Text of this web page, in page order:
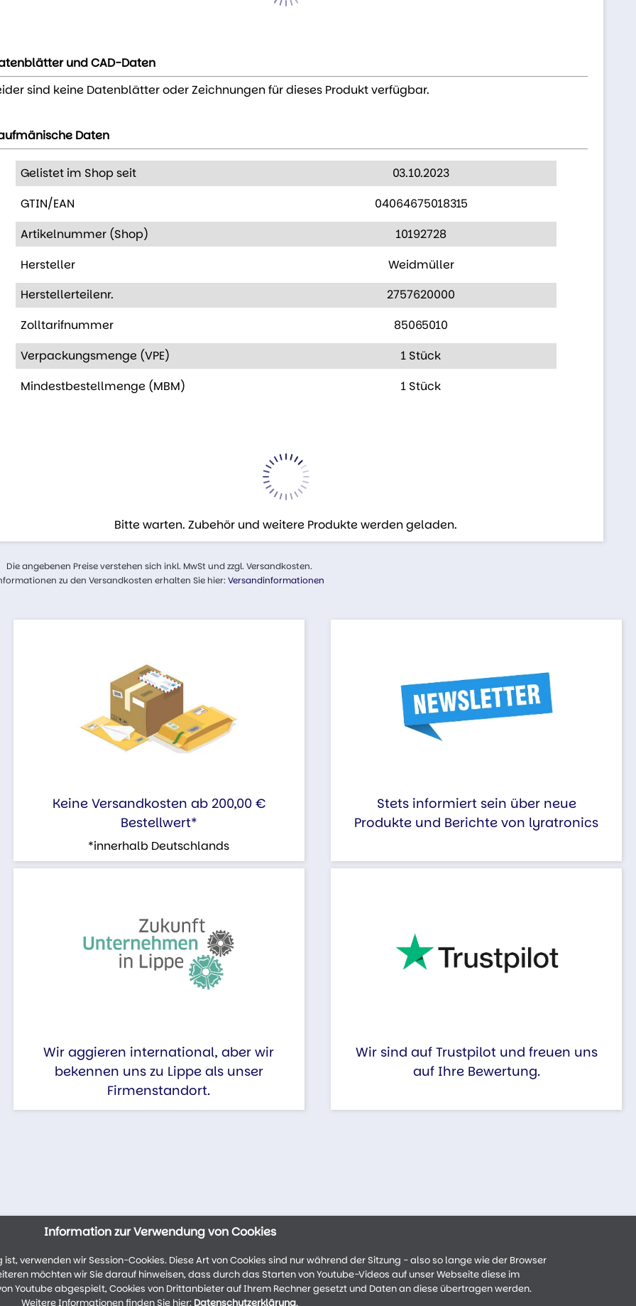
und CAD-Daten
sind keine Datenblätter oder Zeichnungen für dieses Produkt verfügbar.
Daten
Gelistet im Shop seit
03.10.2023
GTIN/EAN
04064675018315
Artikelnummer (Shop)
10192728
Hersteller
Weidmüller
Herstellerteilenr.
2757620000
Zolltarifnummer
85065010
Verpackungsmenge (VPE)
1 Stück
Mindestbestellmenge (MBM)
1 Stück
Bitte warten. Zubehör und weitere Produkte werden geladen.
Die angebenen Preise verstehen sich inkl. MwSt und zzgl. Versandkosten.
zu den Versandkosten erhalten Sie hier: Versandinformationen
Keine Versandkosten ab 200,00 €
Bestellwert*
*innerhalb Deutschlands
Stets informiert sein über neue
Produkte und Berichte von lyratronics
Wir aggieren international, aber wir
bekennen uns zu Lippe als unser
Firmenstandort.
Wir sind auf Trustpilot und freuen uns
auf Ihre Bewertung.
Information zur Verwendung von Cookies
verwenden wir Session-Cookies. Diese Art von Cookies sind nur während der Sitzung - also so lange wie der Browser
möchten wir Sie darauf hinweisen, dass durch das Starten von Youtube-Videos auf unser Webseite diese im
Youtube abgespielt, Cookies von Drittanbieter auf Ihrem Rechner gesetzt und Daten an diese übertragen werden.
Weitere Informationen finden Sie hier: Datenschutzerklärung.